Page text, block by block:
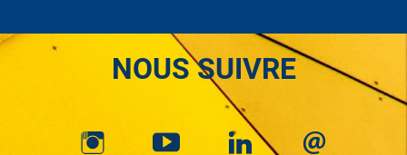
NOUS SUIVRE